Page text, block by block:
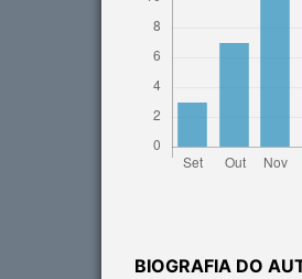
BIOGRAFIA DO